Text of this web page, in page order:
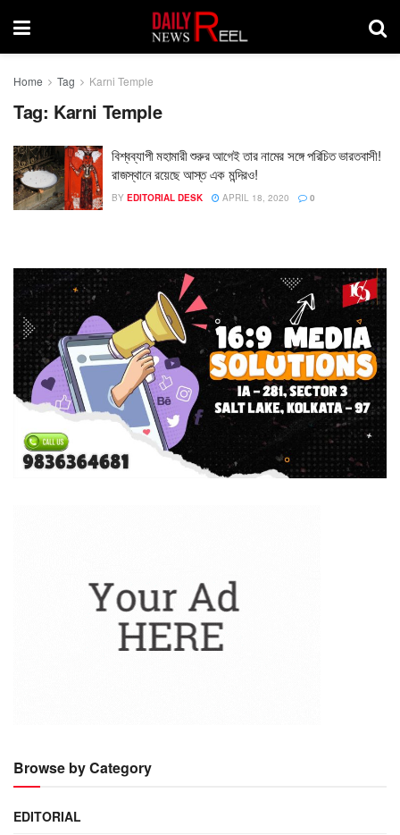
Home Tag Karni Temple
Tag: Karni Temple
বিশ্বব্যাপী মহামারী শুরুর আগেই তার নামের সঙ্গে পরিচিত ভারতবাসী!
রাজস্থানে রয়েছে আস্ত এক মন্দিরও!
BY EDITORIAL DESK APRIL 18, 2020 0
Browse by Category
EDITORIAL